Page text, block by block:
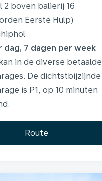
2 boven balierij 16
Eerste Hulp)
dag, 7 dagen per week
in de diverse betaalde
De dichtstbijzijnde
is P1, op 10 minuten
Route